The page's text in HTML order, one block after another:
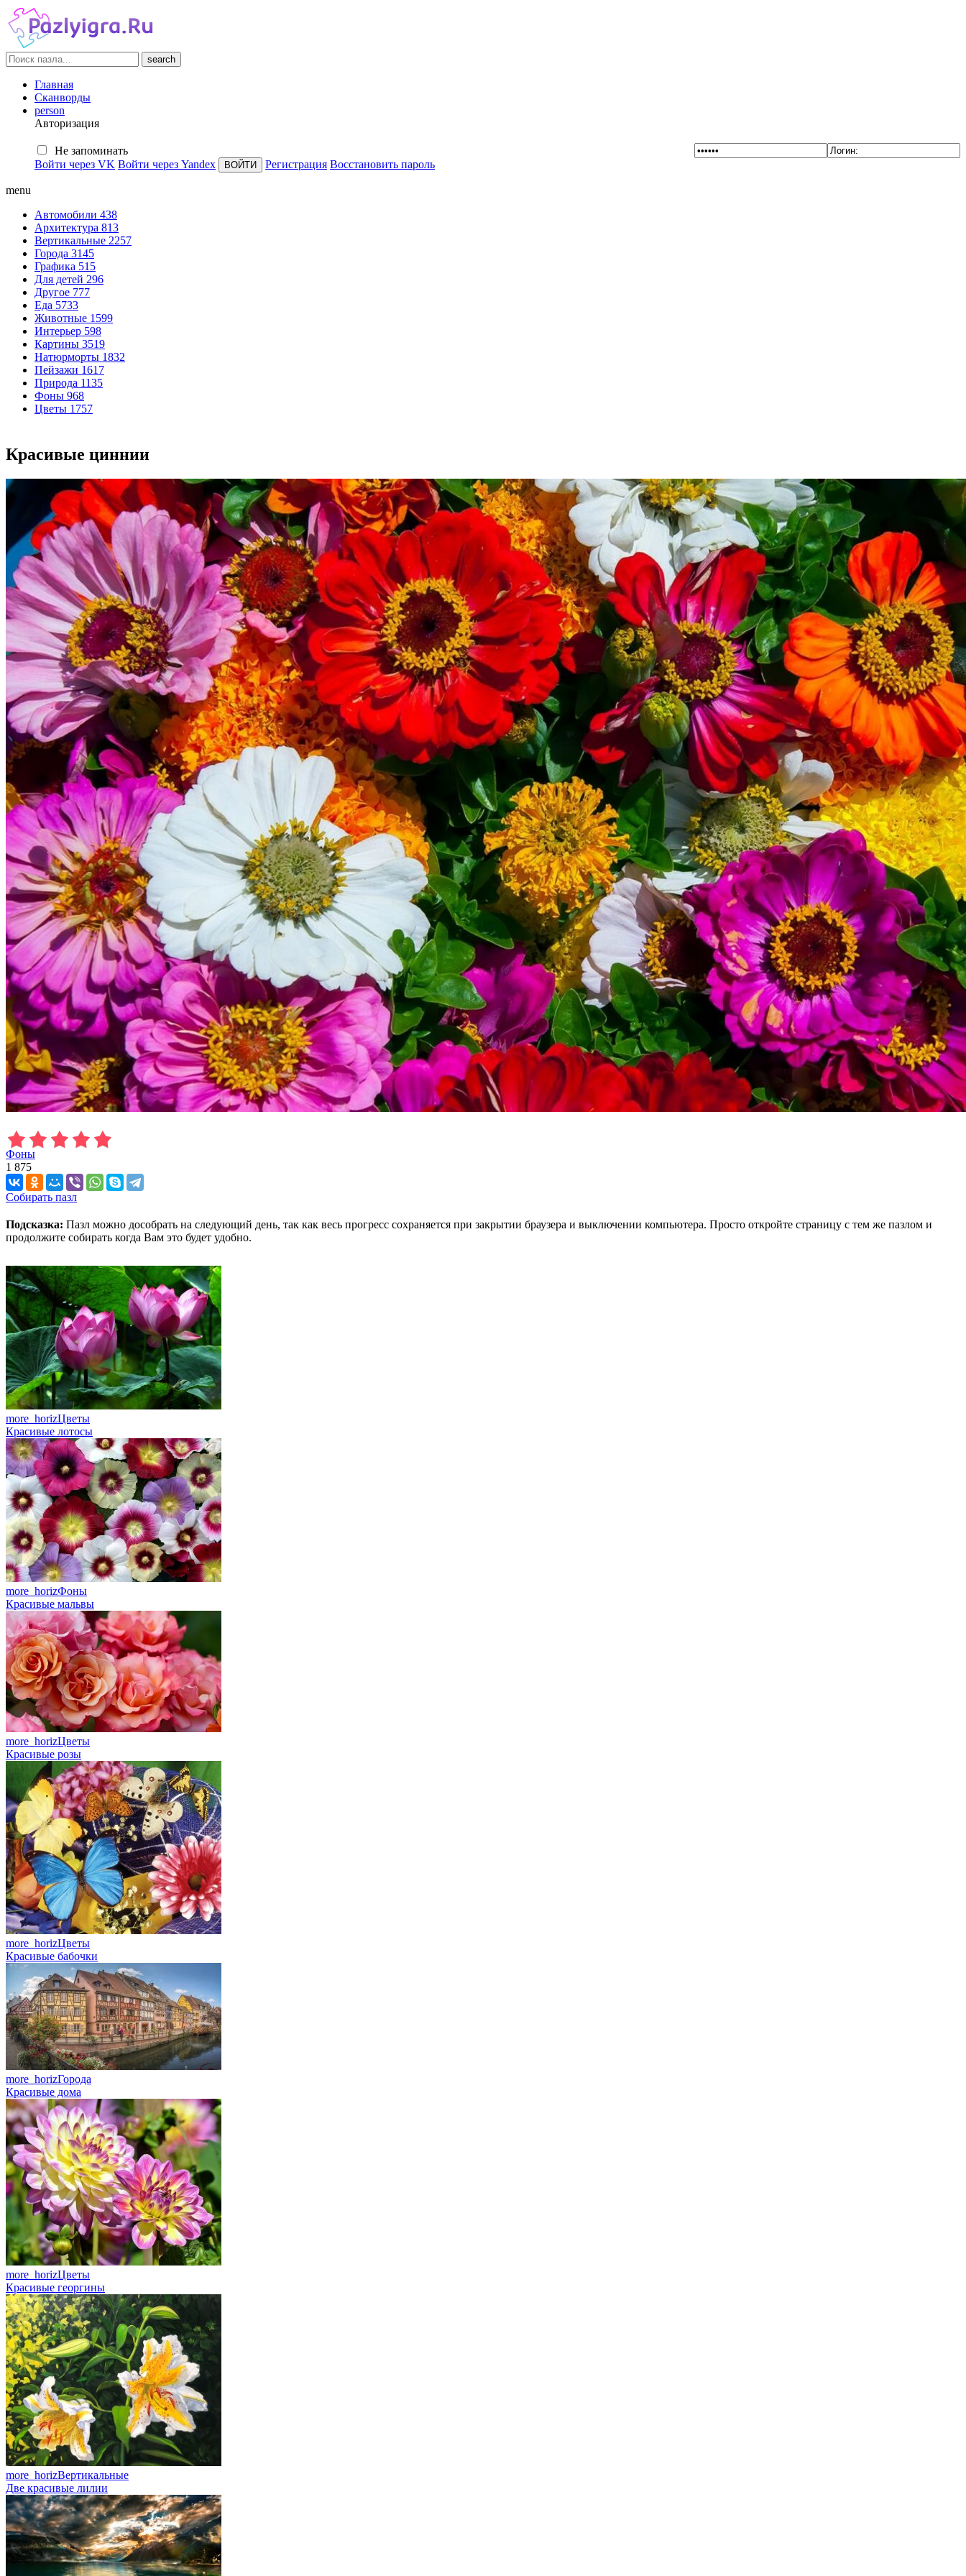
search
Главная
Сканворды
person
Авторизация
Не запоминать
Войти через VK Войти через Yandex Регистрация Восстановить пароль
menu
Автомобили 438
Архитектура 813
Вертикальные 2257
Города 3145
Графика 515
Для детей 296
Другое 777
Еда 5733
Животные 1599
Интерьер 598
Картины 3519
Натюрморты 1832
Пейзажи 1617
Природа 1135
Фоны 968
Цветы 1757
Красивые циннии
Фоны
1 875
Собирать пазл
Подсказка: Пазл можно дособрать на следующий день, так как весь прогресс сохраняется при закрытии браузера и выключении компьютера. Просто откройте страницу с тем же пазлом и
продолжите собирать когда Вам это будет удобно.
more_horizЦветы
Красивые лотосы
more_horizФоны
Красивые мальвы
more_horizЦветы
Красивые розы
more_horizЦветы
Красивые бабочки
more_horizГорода
Красивые дома
more_horizЦветы
Красивые георгины
more_horizВертикальные
Две красивые лилии